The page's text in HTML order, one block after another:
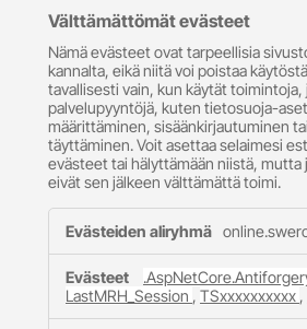
Välttämättömät evästeet
Nämä evästeet ovat tarpeellisia
kannalta, eikä niitä voi poistaa
tavallisesti vain, kun käytät toimintoja,
palvelupyyntöjä, kuten tietosuoja-
määrittäminen, sisäänkirjautuminen
täyttäminen. Voit asettaa selaimesi
evästeet tai hälyttämään niistä,
eivät sen jälkeen välttämättä toimi.
Välttämättömät
evästeet
LastMRH_Session , TSxxxxxxxxxx ,